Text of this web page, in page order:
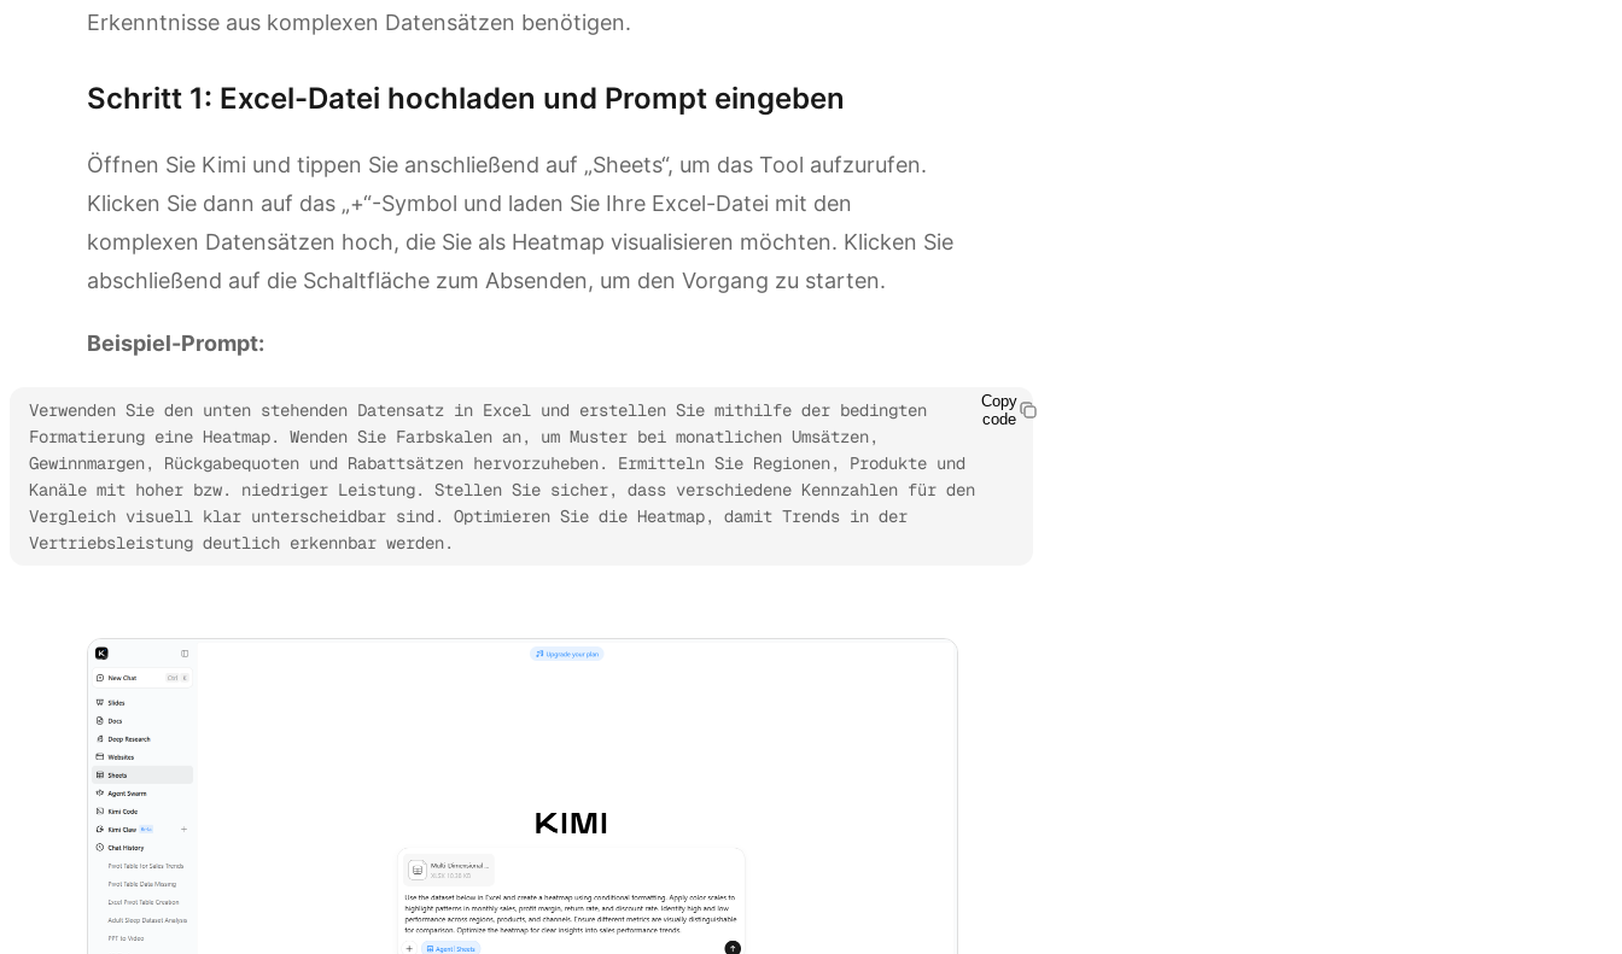
Erkenntnisse aus komplexen Datensätzen benötigen.
Schritt 1: Excel-Datei hochladen und Prompt eingeben
Öffnen Sie Kimi und tippen Sie anschließend auf „Sheets“, um das Tool aufzurufen.
Klicken Sie dann auf das „+“-Symbol und laden Sie Ihre Excel-Datei mit den
komplexen Datensätzen hoch, die Sie als Heatmap visualisieren möchten. Klicken Sie
abschließend auf die Schaltfläche zum Absenden, um den Vorgang zu starten.
Beispiel-Prompt:
Verwenden Sie den unten stehenden Datensatz in Excel und erstellen Sie mithilfe der bedingten
Formatierung eine Heatmap. Wenden Sie Farbskalen an, um Muster bei monatlichen Umsätzen,
Gewinnmargen, Rückgabequoten und Rabattsätzen hervorzuheben. Ermitteln Sie Regionen, Produkte und
Kanäle mit hoher bzw. niedriger Leistung. Stellen Sie sicher, dass verschiedene Kennzahlen für den
Vergleich visuell klar unterscheidbar sind. Optimieren Sie die Heatmap, damit Trends in der
Vertriebsleistung deutlich erkennbar werden.
Copy
code